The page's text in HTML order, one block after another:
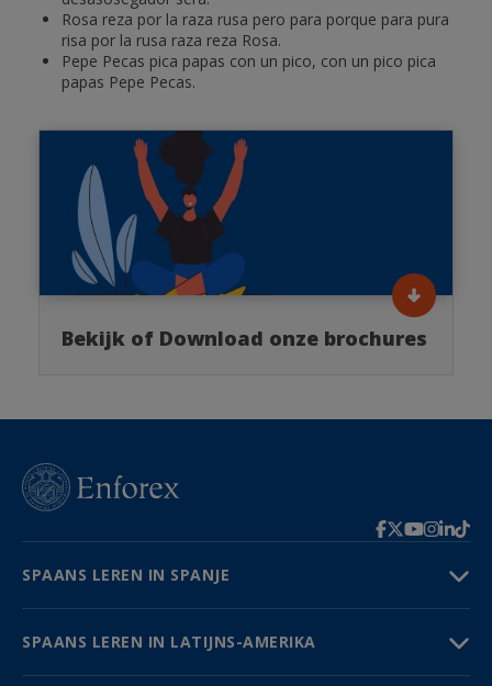
Rosa reza por la raza rusa pero para porque para pura
risa por la rusa raza reza Rosa.
Pepe Pecas pica papas con un pico, con un pico pica
papas Pepe Pecas.
Bekijk of Download onze brochures
SPAANS LEREN IN SPANJE
SPAANS LEREN IN LATIJNS-AMERIKA